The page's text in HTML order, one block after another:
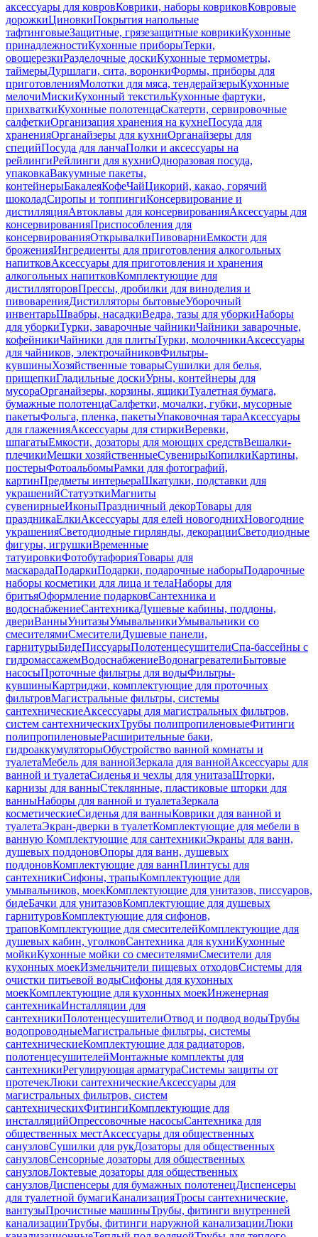
аксессуары для ковровКоврики, наборы ковриковКовровые
дорожкиЦиновкиПокрытия напольные
тафтинговыеЗащитные, грязезащитные коврикиКухонные
принадлежностиКухонные приборыТерки,
овощерезкиРазделочные доскиКухонные термометры,
таймерыДуршлаги, сита, воронкиФормы, приборы для
приготовленияМолотки для мяса, тендерайзерыКухонные
мелочиМискиКухонный текстильКухонные фартуки,
прихваткиКухонные полотенцаСкатерти, сервировочные
салфеткиОрганизация хранения на кухнеПосуда для
храненияОрганайзеры для кухниОрганайзеры для
специйПосуда для ланчаПолки и аксессуары на
рейлингиРейлинги для кухниОдноразовая посуда,
упаковкаВакуумные пакеты,
контейнерыБакалеяКофеЧайЦикорий, какао, горячий
шоколадСиропы и топпингиКонсервирование и
дистилляцияАвтоклавы для консервированияАксессуары для
консервированияПриспособления для
консервированияОткрывалкиПивоварниЕмкости для
броженияИнгредиенты для приготовления алкогольных
напитковАксессуары для приготовления и хранения
алкогольных напитковКомплектующие для
дистилляторовПрессы, дробилки для виноделия и
пивоваренияДистилляторы бытовыеУборочный
инвентарьШвабры, насадкиВедра, тазы для уборкиНаборы
для уборкиТурки, заварочные чайникиЧайники заварочные,
кофейникиЧайники для плитыТурки, молочникиАксессуары
для чайников, электрочайниковФильтры-
кувшиныХозяйственные товарыСушилки для белья,
прищепкиГладильные доскиУрны, контейнеры для
мусораОрганайзеры, корзины, ящикиТуалетная бумага,
бумажные полотенцаСалфетки, мочалки, губки, мусорные
пакетыФольга, пленка, пакетыУпаковочная тараАксессуары
для глаженияАксессуары для стиркиВеревки,
шпагатыЕмкости, дозаторы для моющих средствВешалки-
плечикиМешки хозяйственныеСувенирыКопилкиКартины,
постерыФотоальбомыРамки для фотографий,
картинПредметы интерьераШкатулки, подставки для
украшенийСтатуэткиМагниты
сувенирныеИконыПраздничный декорТовары для
праздникаЕлкиАксессуары для елей новогоднихНовогодние
украшенияСветодиодные гирлянды, декорацииСветодиодные
фигуры, игрушкиВременные
татуировкиФотобутафорияТовары для
маскарадаПодаркиПодарки, подарочные наборыПодарочные
наборы косметики для лица и телаНаборы для
бритьяОформление подарковСантехника и
водоснабжениеСантехникаДушевые кабины, поддоны,
двериВанныУнитазыУмывальникиУмывальники со
смесителямиСмесителиДушевые панели,
гарнитурыБидеПиссуарыПолотенцесушителиСпа-бассейны с
гидромассажемВодоснабжениеВодонагревателиБытовые
насосыПроточные фильтры для водыФильтры-
кувшиныКартриджи, комплектующие для проточных
фильтровМагистральные фильтры, системы
сантехническиеАксессуары для магистральных фильтров,
систем сантехническихТрубы полипропиленовыеФитинги
полипропиленовыеРасширительные баки,
гидроаккумуляторыОбустройство ванной комнаты и
туалетаМебель для ваннойЗеркала для ваннойАксессуары для
ванной и туалетаСиденья и чехлы для унитазаШторки,
карнизы для ванныСтеклянные, пластиковые шторки для
ванныНаборы для ванной и туалетаЗеркала
косметическиеСиденья для ванныКоврики для ванной и
туалетаЭкран-дверки в туалетКомплектующие для мебели в
ванную Комплектующие для сантехникиЭкраны для ванн,
душевых поддоновОпоры для ванн, душевых
поддоновКомплектующие для ваннПлинтусы для
сантехникиСифоны, трапыКомплектующие для
умывальников, моекКомплектующие для унитазов, писсуаров,
бидеБачки для унитазовКомплектующие для душевых
гарнитуровКомплектующие для сифонов,
траповКомплектующие для смесителейКомплектующие для
душевых кабин, уголковСантехника для кухниКухонные
мойкиКухонные мойки со смесителямиСмесители для
кухонных моекИзмельчители пищевых отходовСистемы для
очистки питьевой водыСифоны для кухонных
моекКомплектующие для кухонных моекИнженерная
сантехникаИнсталляции для
сантехникиПолотенцесушителиОтвод и подвод водыТрубы
водопроводныеМагистральные фильтры, системы
сантехническиеКомплектующие для радиаторов,
полотенцесушителейМонтажные комплекты для
сантехникиРегулирующая арматураСистемы защиты от
протечекЛюки сантехническиеАксессуары для
магистральных фильтров, систем
сантехническихФитингиКомплектующие для
инсталляцийОпрессовочные насосыСантехника для
общественных местАксессуары для общественных
санузловСушилки для рукДозаторы для общественных
санузловСенсорные дозаторы для общественных
санузловЛоктевые дозаторы для общественных
санузловДиспенсеры для бумажных полотенецДиспенсеры
для туалетной бумагиКанализацияТросы сантехнические,
вантузыПрочистные машиныТрубы, фитинги внутренней
канализацииТрубы, фитинги наружной канализацииЛюки